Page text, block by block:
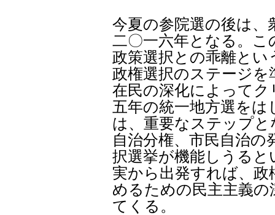
今夏の参院選の後は、
二〇一六年となる。こ
政策選択との乖離と
政権選択のステージ
在民の深化によって
五年の統一地方選を
は、重要なステップと
自治分権、市民自治
択選挙が機能しうる
実から出発すれば、
めるための民主主義
てくる。